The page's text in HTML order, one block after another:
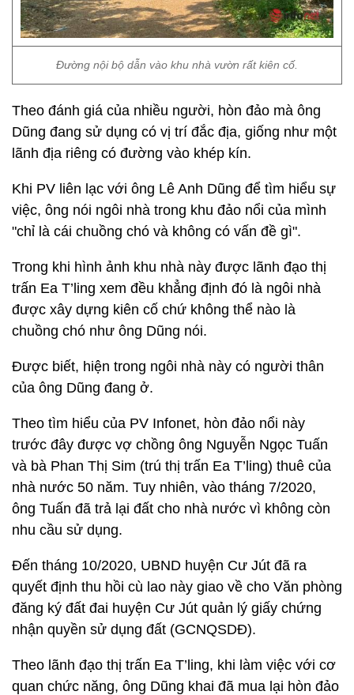
Đường nội bộ dẫn vào khu nhà vườn rất kiên cố.
Theo đánh giá của nhiều người, hòn đảo mà ông
Dũng đang sử dụng có vị trí đắc địa, giống như một
lãnh địa riêng có đường vào khép kín.
Khi PV liên lạc với ông Lê Anh Dũng để tìm hiểu sự
việc, ông nói ngôi nhà trong khu đảo nổi của mình
"chỉ là cái chuồng chó và không có vấn đề gì".
Trong khi hình ảnh khu nhà này được lãnh đạo thị
trấn Ea T’ling xem đều khẳng định đó là ngôi nhà
được xây dựng kiên cố chứ không thể nào là
chuồng chó như ông Dũng nói.
Được biết, hiện trong ngôi nhà này có người thân
của ông Dũng đang ở.
Theo tìm hiểu của PV Infonet, hòn đảo nổi này
trước đây được vợ chồng ông Nguyễn Ngọc Tuấn
và bà Phan Thị Sim (trú thị trấn Ea T’ling) thuê của
nhà nước 50 năm. Tuy nhiên, vào tháng 7/2020,
ông Tuấn đã trả lại đất cho nhà nước vì không còn
nhu cầu sử dụng.
Đến tháng 10/2020, UBND huyện Cư Jút đã ra
quyết định thu hồi cù lao này giao về cho Văn phòng
đăng ký đất đai huyện Cư Jút quản lý giấy chứng
nhận quyền sử dụng đất (GCNQSDĐ).
Theo lãnh đạo thị trấn Ea T’ling, khi làm việc với cơ
quan chức năng, ông Dũng khai đã mua lại hòn đảo